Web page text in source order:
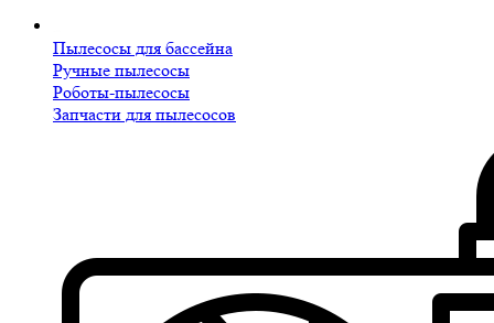
Пылесосы для бассейна
Ручные пылесосы
Роботы-пылесосы
Запчасти для пылесосов